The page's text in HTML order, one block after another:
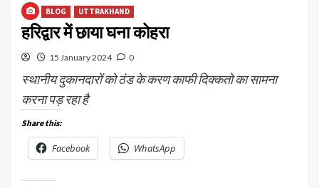
BLOG UTTRAKHAND
हरिद्वार में छाया घना कोहरा
15 January 2024 0
स्थानीय दुकानदारों को ठंड के करण काफी दिक्कतो का सामना
करना पड़ रहा है
Share this:
Facebook WhatsApp